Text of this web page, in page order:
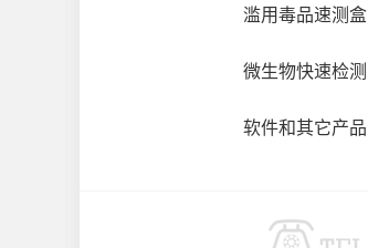
滥用毒品速测盒
微生物快速检测
软件和其它产品